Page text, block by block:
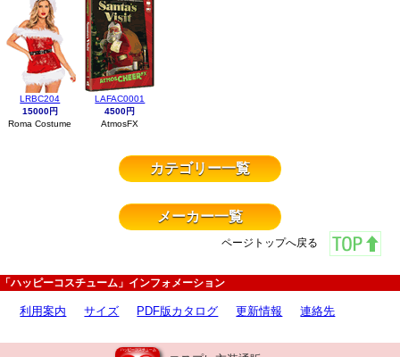
LRBC204
15000円
Roma Costume
LAFAC0001
4500円
AtmosFX
カテゴリー一覧
メーカー一覧
ページトップへ戻る
「ハッピーコスチューム」インフォメーション
利用案内 サイズ PDF版カタログ 更新情報 連絡先